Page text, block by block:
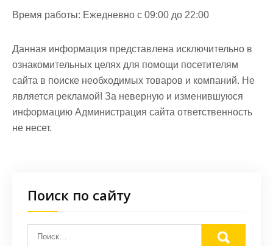
Время работы: Ежедневно с 09:00 до 22:00
Данная информация представлена исключительно в
ознакомительных целях для помощи посетителям
сайта в поиске необходимых товаров и компаний. Не
является рекламой! За неверную и изменившуюся
информацию Администрация сайта ответственность
не несет.
Поиск по сайту